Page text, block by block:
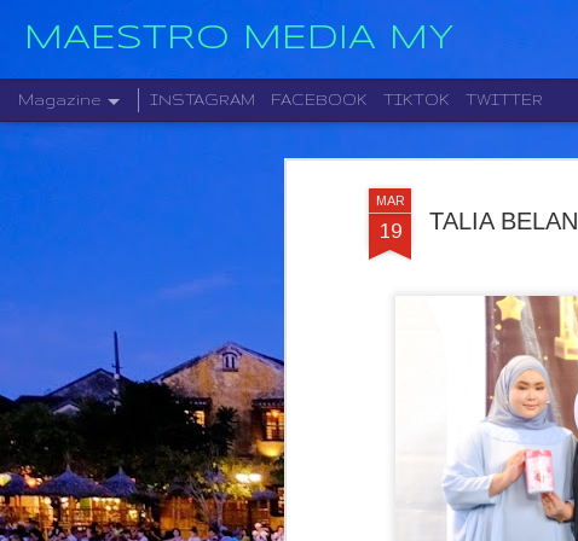
MAR
19 TALIA
MAESTRO MEDIA MY
Magazine INSTAGRAM FACEBOOK TIKTOK TWITTER